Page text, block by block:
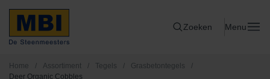
Zoeken Menu
Home / Assortiment / Tegels / Grasbetontegels
/
Deer Organic Cobbles